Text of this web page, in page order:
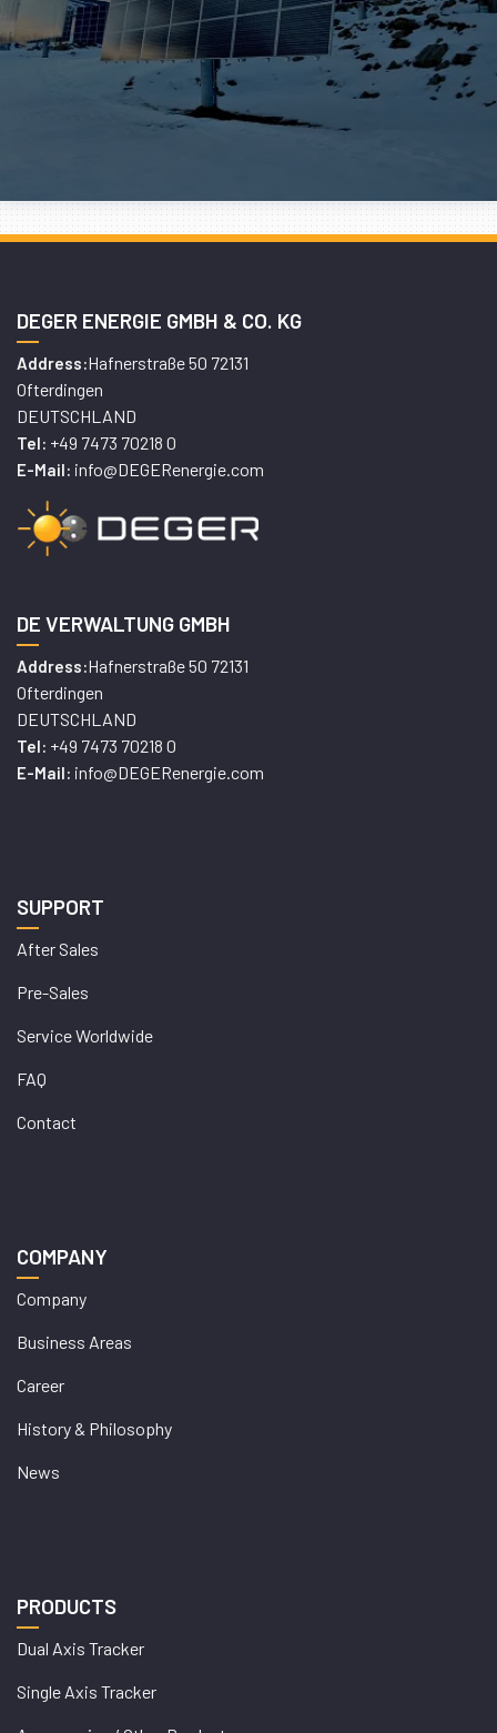
DEGER ENERGIE GMBH & CO. KG
Address:Hafnerstraße 50 72131
Ofterdingen
DEUTSCHLAND
Tel: +49 7473 70218 0
E-Mail: info@DEGERenergie.com
DE VERWALTUNG GMBH
Address:Hafnerstraße 50 72131
Ofterdingen
DEUTSCHLAND
Tel: +49 7473 70218 0
E-Mail: info@DEGERenergie.com
SUPPORT
After Sales
Pre-Sales
Service Worldwide
FAQ
Contact
COMPANY
Company
Business Areas
Career
History & Philosophy
News
PRODUCTS
Dual Axis Tracker
Single Axis Tracker